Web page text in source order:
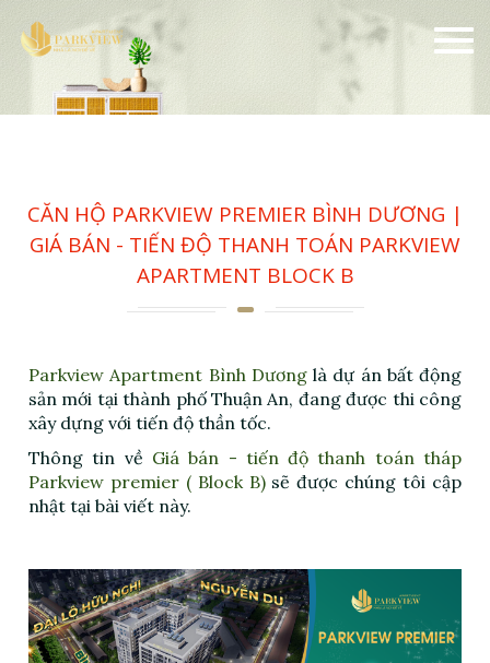
CĂN HỘ PARKVIEW PREMIER BÌNH DƯƠNG | GIÁ BÁN
- TIẾN ĐỘ THANH TOÁN PARKVIEW APARTMENT
CĂN HỘ PARKVIEW PREMIER BÌNH DƯƠNG |
GIÁ BÁN - TIẾN ĐỘ THANH TOÁN PARKVIEW
APARTMENT BLOCK B
Parkview Apartment Bình Dươnglà dự án bất động
sản mới tại thành phố Thuận An, đang được thi công
xây dựng với tiến độ thần tốc.
Thông tin về Giá bán - tiến độ thanh toán tháp
Parkview premier ( Block B)sẽ được chúng tôi cập
nhật tại bài viết này.